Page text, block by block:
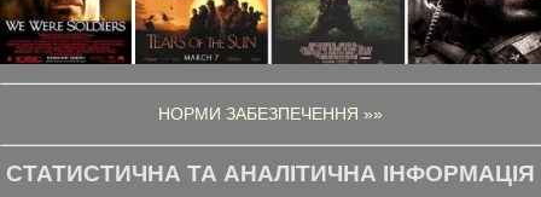
НОРМИ ЗАБЕЗПЕЧЕННЯ »»
СТАТИСТИЧНА ТА АНАЛІТИЧНА ІНФОРМАЦІЯ